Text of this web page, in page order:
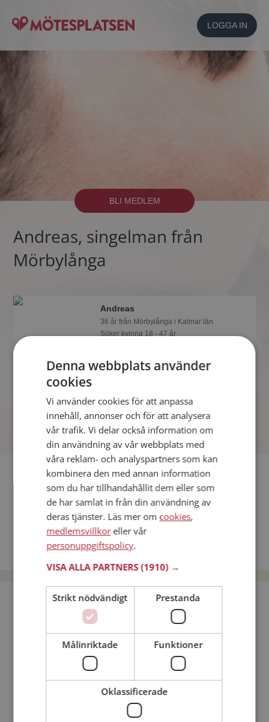
LOGGA IN
BLI MEDLEM
Andreas, singelman från
Mörbylånga
Andreas
36 år från Mörbylånga i Kalmar län
Söker kvinna 18 - 47 år
också gör, bli medlem nu för att ta reda
på det och mängder av andra
Fler singlar
Fler singelmän från Mörbylånga:Peter,Kothanzjr,
Kvinnor från Mörbylånga
Dejta kvinnor i Sverige
Dejta män i Sverige
Bli medlem utan kostnad!
Jag är en: Man Kvinna
Min ålder:
Denna webbplats använder
cookies
Vi använder cookies för att anpassa
innehåll, annonser och för att analysera
vår trafik. Vi delar också information om
din användning av vår webbplats med
våra reklam- och analyspartners som kan
kombinera den med annan information
som du har tillhandahållit dem eller som
de har samlat in från din användning av
deras tjänster. Läs mer om cookies,
medlemsvillkoreller vår
personuppgiftspolicy.
VISA ALLA PARTNERS(1910) →
Strikt nödvändigt Prestanda
Målinriktade Funktioner
Oklassificerade